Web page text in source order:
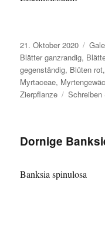
Veröffentlicht
am
21. Oktober 2020
Blätter ganzrandig,
gegenständig, Blüten rot,
Myrtaceae,
Zierpflanze
Dornige
Banksia spinulosa